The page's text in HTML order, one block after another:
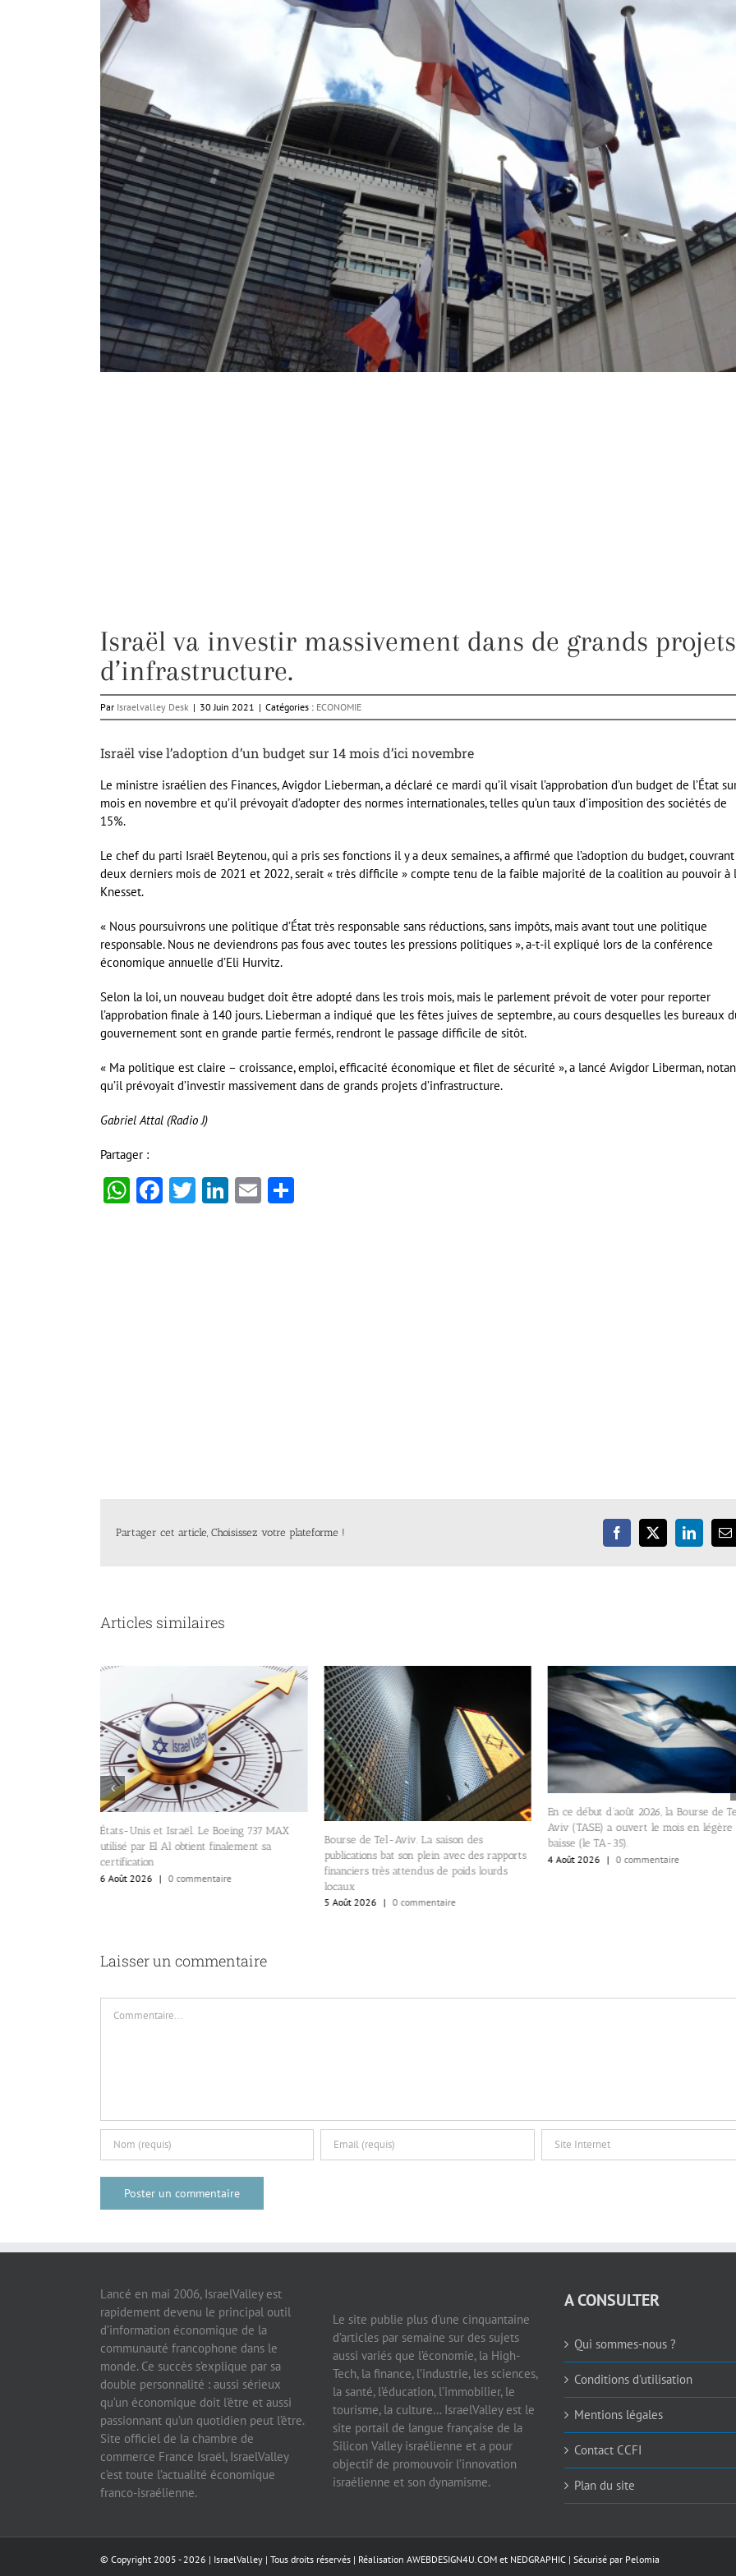
Israël va investir massivement dans de grands projets
d’infrastructure.
Par Israelvalley Desk | 30 Juin 2021 | Catégories : ECONOMIE
Israël vise l’adoption d’un budget sur 14 mois d’ici novembre
Le ministre israélien des Finances, Avigdor Lieberman, a déclaré ce mardi qu’il visait l’approbation d’un budget de l’État
mois en novembre et qu’il prévoyait d’adopter des normes internationales, telles qu’un taux d’imposition des sociétés de
15%.
Le chef du parti Israël Beytenou, qui a pris ses fonctions il y a deux semaines, a affirmé que l’adoption du budget,
deux derniers mois de 2021 et 2022, serait « très difficile » compte tenu de la faible majorité de la coalition au pouvoir à
Knesset.
« Nous poursuivrons une politique d’État très responsable sans réductions, sans impôts, mais avant tout une politique
responsable. Nous ne deviendrons pas fous avec toutes les pressions politiques », a-t-il expliqué lors de la conférence
économique annuelle d’Eli Hurvitz.
Selon la loi, un nouveau budget doit être adopté dans les trois mois, mais le parlement prévoit de voter pour reporter
l’approbation finale à 140 jours. Lieberman a indiqué que les fêtes juives de septembre, au cours desquelles les bureaux
gouvernement sont en grande partie fermés, rendront le passage difficile de sitôt.
« Ma politique est claire – croissance, emploi, efficacité économique et filet de sécurité », a lancé Avigdor Liberman,
qu’il prévoyait d’investir massivement dans de grands projets d’infrastructure.
Gabriel Attal (Radio J)
Partager :
WhatsApp
Facebook
Twitter
LinkedIn
Email
Partager cet article, Choisissez votre plateforme ! Facebook
X LinkedIn
Articles similaires
États-Unis et Israël. Le Boeing 737 MAX
utilisé par El Al obtient finalement sa
certification
6 Août 2026
0 commentaire
Bourse de Tel-Aviv. La saison des
publications bat son plein avec des rapports
financiers très attendus de poids lourds
locaux
5 Août 2026
0 commentaire
En ce début d’août 2026, la Bourse de
Aviv (TASE) a ouvert le mois en légère
baisse (le TA-35).
4 Août 2026
0 commentaire
Laisser un commentaire
Lancé en mai 2006, IsraelValley est
rapidement devenu le principal outil
d’information économique de la
communauté francophone dans le
monde. Ce succès s’explique par sa
double personnalité : aussi sérieux
qu’un économique doit l’être et aussi
passionnant qu’un quotidien peut l’être.
Site officiel de la chambre de
commerce France Israël, IsraelValley
c’est toute l’actualité économique
franco-israélienne.
Le site publie plus d’une cinquantaine
d’articles par semaine sur des sujets
aussi variés que l’économie, la High-
Tech, la finance, l’industrie, les sciences,
la santé, l’éducation, l’immobilier, le
tourisme, la culture… IsraelValley est le
site portail de langue française de la
Silicon Valley israélienne et a pour
objectif de promouvoir l’innovation
israélienne et son dynamisme.
A CONSULTER
Qui sommes-nous ?
Conditions d’utilisation
Mentions légales
Contact CCFI
Plan du site
© Copyright 2005 - 2026 | IsraelValley | Tous droits réservés | Réalisation AWEBDESIGN4U.COM et NEDGRAPHIC | Sécurisé par Pelomia